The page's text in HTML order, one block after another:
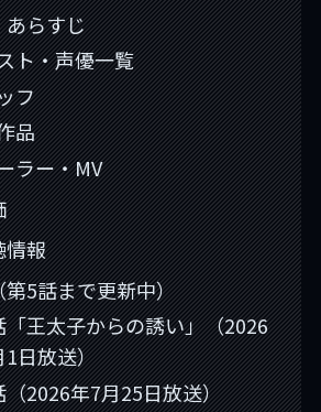
らすじ
ト・声優一覧
フ
品
ラー・MV
情報
5話まで更新中）
「王太子からの誘い」（2026
1日放送）
（2026年7月25日放送）